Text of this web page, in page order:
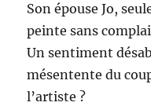
Son épouse Jo,
peinte sans
Un sentiment
mésentente du
l’artiste ?